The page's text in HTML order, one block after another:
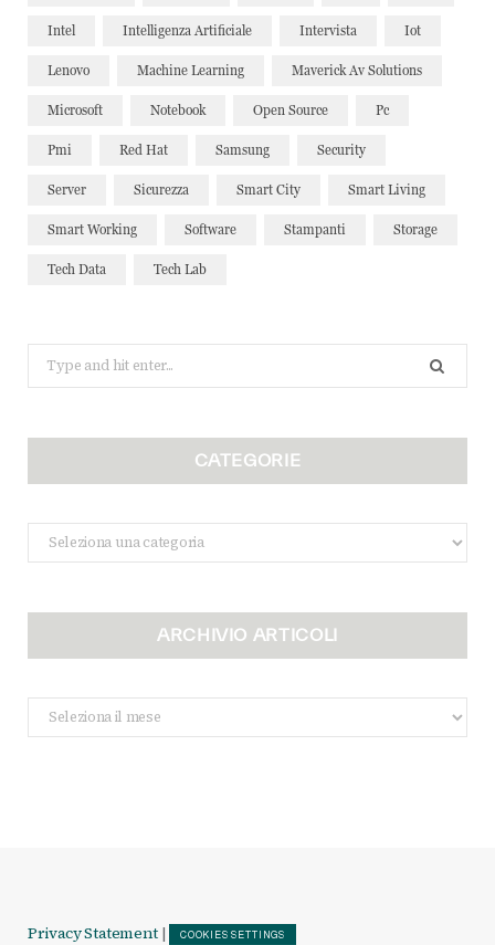
Intel Intelligenza Artificiale Intervista Iot
Lenovo Machine Learning Maverick Av Solutions
Microsoft Notebook Open Source Pc
Pmi Red Hat Samsung Security
Server Sicurezza Smart City Smart Living
Smart Working Software Stampanti Storage
Tech Data Tech Lab
Search
for:
CATEGORIE
Categorie
ARCHIVIO ARTICOLI
Archivio
Articoli
Privacy Statement | COOKIES SETTINGS